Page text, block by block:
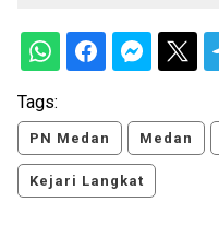
Tags:
PN Medan Medan
Kejari Langkat